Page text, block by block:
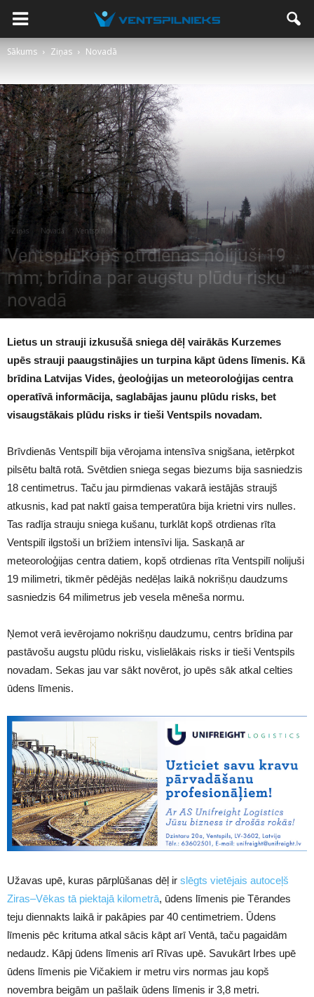
Sākums Ziņas Novadā
Ziņas Novadā Ventspilī
Ventspilī kopš otrdienas nolijuši 19
mm; brīdina par augstu plūdu risku
novadā
1902
Lietus un strauji izkusušā sniega dēļ vairākās Kurzemes
upēs strauji paaugstinājies un turpina kāpt ūdens līmenis. Kā
brīdina Latvijas Vides, ģeoloģijas un meteoroloģijas centra
operatīvā informācija, saglabājas jaunu plūdu risks, bet
visaugstākais plūdu risks ir tieši Ventspils novadam.
Brīvdienās Ventspilī bija vērojama intensīva snigšana, ietērpkot
pilsētu baltā rotā. Svētdien sniega segas biezums bija sasniedzis
18 centimetrus. Taču jau pirmdienas vakarā iestājās straujš
atkusnis, kad pat naktī gaisa temperatūra bija krietni virs nulles.
Tas radīja strauju sniega kušanu, turklāt kopš otrdienas rīta
Ventspilī ilgstoši un brīžiem intensīvi lija. Saskaņā ar
meteoroloģijas centra datiem, kopš otrdienas rīta Ventspilī nolijuši
19 milimetri, tikmēr pēdējās nedēļas laikā nokrišņu daudzums
sasniedzis 64 milimetrus jeb vesela mēneša normu.
Ņemot verā ievērojamo nokrišņu daudzumu, centrs brīdina par
pastāvošu augstu plūdu risku, vislielākais risks ir tieši Ventspils
novadam. Sekas jau var sākt novērot, jo upēs sāk atkal celties
ūdens līmenis.
Užavas upē, kuras pārplūšanas dēļ ir slēgts vietējais autoceļš
Ziras–Vēkas tā piektajā kilometrā, ūdens līmenis pie Tērandes
teju diennakts laikā ir pakāpies par 40 centimetriem. Ūdens
līmenis pēc krituma atkal sācis kāpt arī Ventā, taču pagaidām
nedaudz. Kāpj ūdens līmenis arī Rīvas upē. Savukārt Irbes upē
ūdens līmenis pie Vičakiem ir metru virs normas jau kopš
novembra beigām un pašlaik ūdens līmenis ir 3,8 metri.